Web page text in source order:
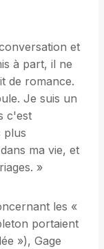
et
à part, il ne
de romance.
Je suis un
c'est
plus
ma vie, et
»
les «
portaient
»), Gage